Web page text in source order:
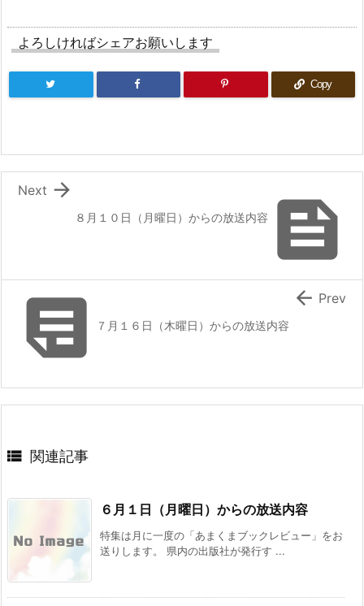
よろしければシェアお願いします
Copy

８月１０日（月曜日）からの放送内容

Next
 ７月１６日（木曜日）からの放送内容
 Prev
 関連記事
６月１日（月曜日）からの放送内容
特集は月に一度の「あまくまブックレビュー」をお
送りします。 県内の出版社が発行す ...